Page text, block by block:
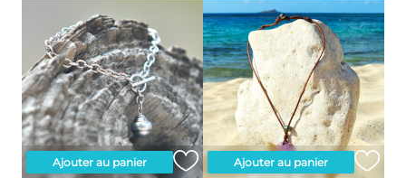
Ajouter au panier Ajouter au panier